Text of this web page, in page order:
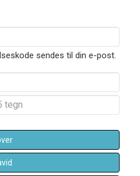
sendes til din e-post.